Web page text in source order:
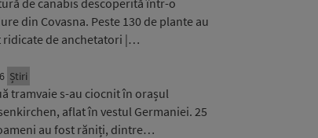
de canabis descoperită într-o
din Covasna. Peste 130 de plante au
ridicate de anchetatori |…
Știri
tramvaie s-au ciocnit în orașul
aflat în vestul Germaniei. 25
au fost răniți, dintre…